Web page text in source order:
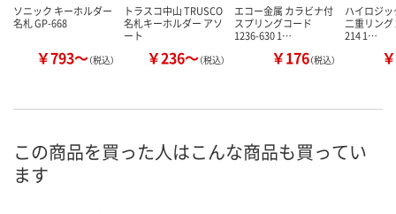
ソニック キーホルダー
名札 GP-668
￥793～（税込）
トラスコ中山 TRUSCO
名札キーホルダー アソ
ート
￥236～（税込）
エコー金属 カラビナ付
スプリングコード
1236-630 1…
￥176（税込）
ハイロジ
二重リング
214 1…
この商品を買った人はこんな商品も買ってい
ます